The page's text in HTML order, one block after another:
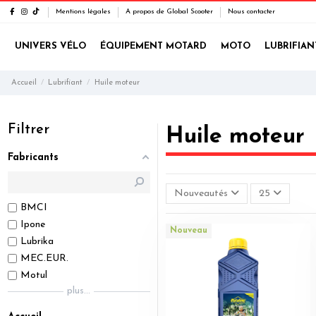
Mentions légales A propos de Global Scooter Nous contacter
UNIVERS VÉLO ÉQUIPEMENT MOTARD MOTO
Accueil Lubrifiant Huile moteur
Huile moteur
Nouveautés 25
Nouveau
Filtrer
Fabricants
BMCI
Ipone
Lubrika
MEC.EUR.
Motul
plus...